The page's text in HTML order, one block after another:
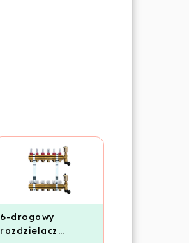
6-drogowy
rozdzielacz